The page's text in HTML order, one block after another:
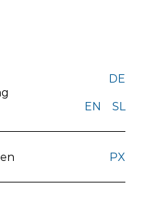
DE
EN
SL
PX